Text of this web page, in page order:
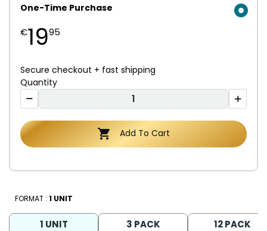
One-Time Purchase
€1995
Secure checkout + fast shipping
Quantity
 Add To Cart
FORMAT : 1 UNIT
1 UNIT 3 PACK 12 PACK